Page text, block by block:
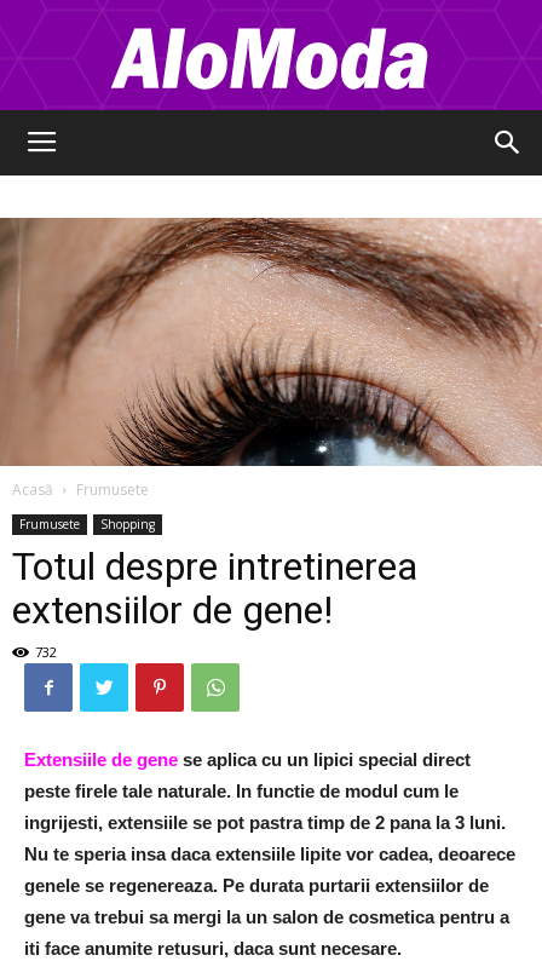
Moda
Acasă Frumusete
Frumusete Shopping
Totul despre intretinerea
extensiilor de gene!
732
Extensiile de gene se aplica cu un lipici special direct
peste firele tale naturale. In functie de modul cum le
ingrijesti, extensiile se pot pastra timp de 2 pana la 3 luni.
Nu te speria insa daca extensiile lipite vor cadea, deoarece
genele se regenereaza. Pe durata purtarii extensiilor de
gene va trebui sa mergi la un salon de cosmetica pentru a
iti face anumite retusuri, daca sunt necesare.